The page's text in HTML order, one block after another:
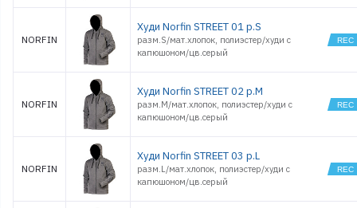
NORFIN
Худи Norfin STREET 01 р.S
разм.S/мат.хлопок, полиэстер/худи с
капюшоном/цв.серый
NORFIN
Худи Norfin STREET 02 р.M
разм.M/мат.хлопок, полиэстер/худи с
капюшоном/цв.серый
NORFIN
Худи Norfin STREET 03 р.L
разм.L/мат.хлопок, полиэстер/худи с
капюшоном/цв.серый